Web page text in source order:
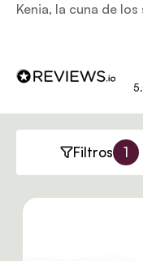
Kenia, la cuna de
Filtros 1